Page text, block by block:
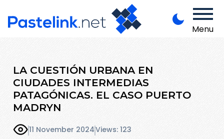
Menu
LA CUESTIÓN URBANA EN
CIUDADES INTERMEDIAS
PATAGÓNICAS. EL CASO PUERTO
MADRYN
11 November 2024Views: 123